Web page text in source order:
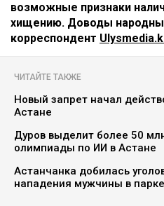
возможные признаки
хищению. Доводы
корреспондент
ЧИТАЙТЕ ТАКЖЕ
Новый запрет начал
Астане
Дуров выделит более 50
олимпиады по ИИ в Астане
Астанчанка добилась
нападения мужчины в парке